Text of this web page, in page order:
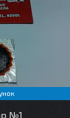
№1